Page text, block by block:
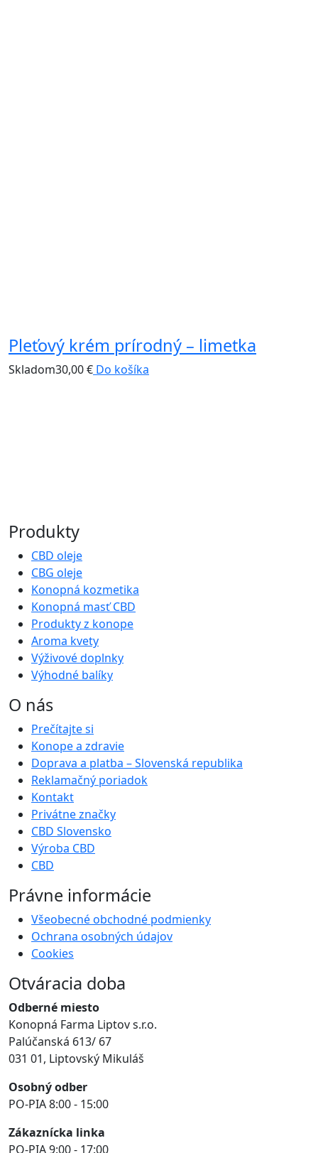
Pleťový krém prírodný – limetka
Skladom30,00€ Do košíka
Produkty
CBD oleje
CBG oleje
Konopná kozmetika
Konopná masť CBD
Produkty z konope
Aroma kvety
Výživové doplnky
Výhodné balíky
O nás
Prečítajte si
Konope a zdravie
Doprava a platba – Slovenská republika
Reklamačný poriadok
Kontakt
Privátne značky
CBD Slovensko
Výroba CBD
CBD
Právne informácie
Všeobecné obchodné podmienky
Ochrana osobných údajov
Cookies
Otváracia doba
Odberné miesto
Konopná Farma Liptov s.r.o.
Palúčanská 613/ 67
031 01, Liptovský Mikuláš
Osobný odber
PO-PIA 8:00 - 15:00
Zákaznícka linka
PO-PIA 9:00 - 17:00